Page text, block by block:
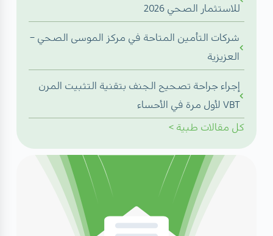
للاستثمار الصحي 2026
شركات التأمين المتاحة في مركز الموسى الصحي –
العزيزية
إجراء جراحة تصحيح الجنف بتقنية التثبيت المرن
VBT لأول مرة في الأحساء
كل مقالات طبية >